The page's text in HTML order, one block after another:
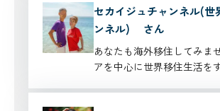
セカイジュチャンネル(世
ンネル) さん
あなたも海外移住してみま
アを中心に世界移住生活を